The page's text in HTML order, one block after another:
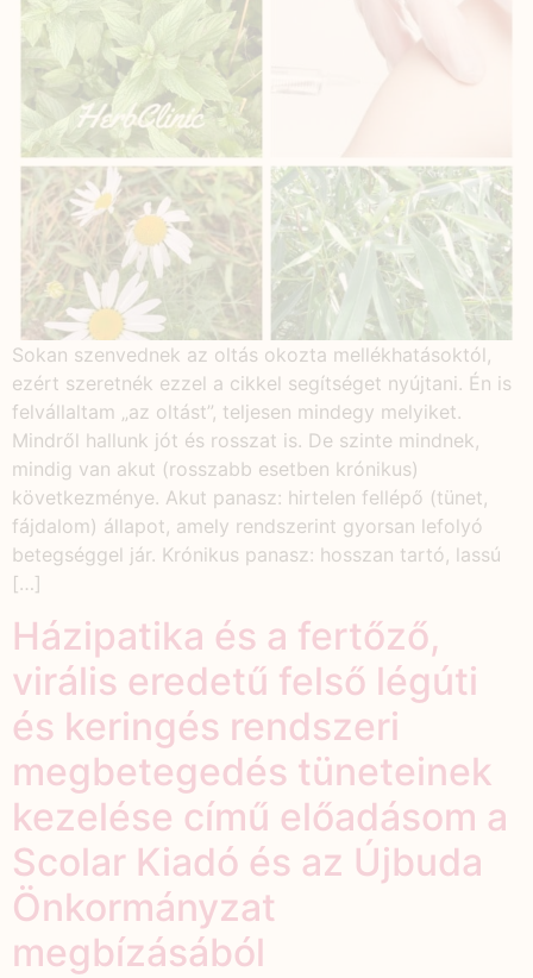
Sokan szenvednek az oltás okozta mellékhatásoktól,
ezért szeretnék ezzel a cikkel segítséget nyújtani. Én is
felvállaltam „az oltást”, teljesen mindegy melyiket.
Mindről hallunk jót és rosszat is. De szinte mindnek,
mindig van akut (rosszabb esetben krónikus)
következménye. Akut panasz: hirtelen fellépő (tünet,
fájdalom) állapot, amely rendszerint gyorsan lefolyó
betegséggel jár. Krónikus panasz: hosszan tartó, lassú
[…]
Házipatika és a fertőző,
virális eredetű felső légúti
és keringés rendszeri
megbetegedés tüneteinek
kezelése című előadásom a
Scolar Kiadó és az Újbuda
Önkormányzat
megbízásából